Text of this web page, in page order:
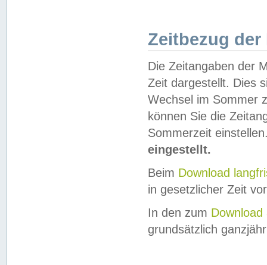
Zeitbezug der
Die Zeitangaben der
Zeit dargestellt. Dies
Wechsel im Sommer
können Sie die
Sommerzeit
eingestellt.
Beim Download
in gesetzlicher Zeit
In den zum Download
grundsätzlich